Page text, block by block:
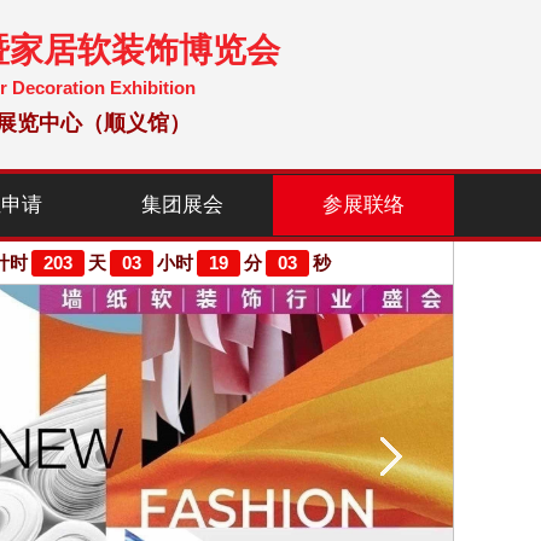
居软装饰博览会
Decoration Exhibition
中心（顺义馆）
请 集团展会 参展联络
时 203 天 03 小时 19 分 02 秒